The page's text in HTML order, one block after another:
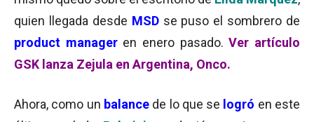
quien llegada desde MSDse puso el sombrero de
product manageren enero pasado.Ver artículo
GSK lanza Zejula en Argentina, Onco.
Ahora, como un balancede lo que se logró en este